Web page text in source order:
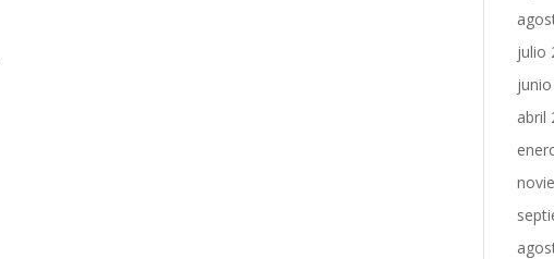
julio
abril